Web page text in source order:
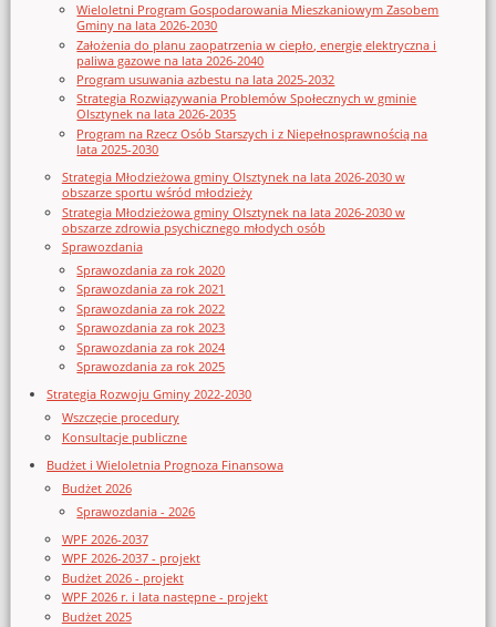
Wieloletni Program Gospodarowania Mieszkaniowym Zasobem
Gminy na lata 2026-2030
Założenia do planu zaopatrzenia w ciepło, energię elektryczna i
paliwa gazowe na lata 2026-2040
Program usuwania azbestu na lata 2025-2032
Strategia Rozwiązywania Problemów Społecznych w gminie
Olsztynek na lata 2026-2035
Program na Rzecz Osób Starszych i z Niepełnosprawnością na
lata 2025-2030
Strategia Młodzieżowa gminy Olsztynek na lata 2026-2030 w
obszarze sportu wśród młodzieży
Strategia Młodzieżowa gminy Olsztynek na lata 2026-2030 w
obszarze zdrowia psychicznego młodych osób
Sprawozdania
Sprawozdania za rok 2020
Sprawozdania za rok 2021
Sprawozdania za rok 2022
Sprawozdania za rok 2023
Sprawozdania za rok 2024
Sprawozdania za rok 2025
Strategia Rozwoju Gminy 2022-2030
Wszczęcie procedury
Konsultacje publiczne
Budżet i Wieloletnia Prognoza Finansowa
Budżet 2026
Sprawozdania - 2026
WPF 2026-2037
WPF 2026-2037 - projekt
Budżet 2026 - projekt
WPF 2026 r. i lata następne - projekt
Budżet 2025